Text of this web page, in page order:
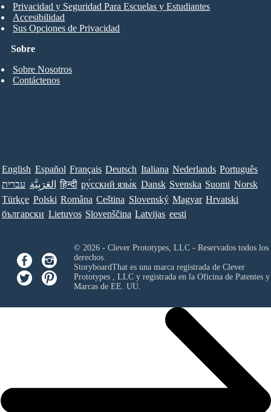
Sobre
Sobre Nosotros
Contáctenos
Privacidad y Seguridad Para Escuelas y Estudiantes
Accesibilidad
Sus Opciones de Privacidad
English Español Français Deutsch Italiana Nederlands Português
עברית العَرَبِيَّة हिन्दी ру́сский язы́к Dansk Svenska Suomi Norsk
Türkçe Polski Româna Ceština Slovenský Magyar Hrvatski
български Lietuvos Slovenščina Latvijas eesti
© 2026 - Clever Prototypes, LLC - Reservados todos los
derechos.
StoryboardThat es una marca registrada de Clever
Prototypes , LLCy registrada en la Oficina de Patentes y
Marcas de EE. UU.